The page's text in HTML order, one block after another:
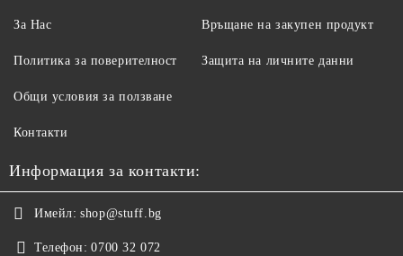
За Нас
Политика за поверителност
Общи условия за ползване
Контакти
Връщане на закупен продукт
Защита на личните данни
Информация за контакти:
Имейл: shop@stuff.bg
Телефон: 0700 32 072